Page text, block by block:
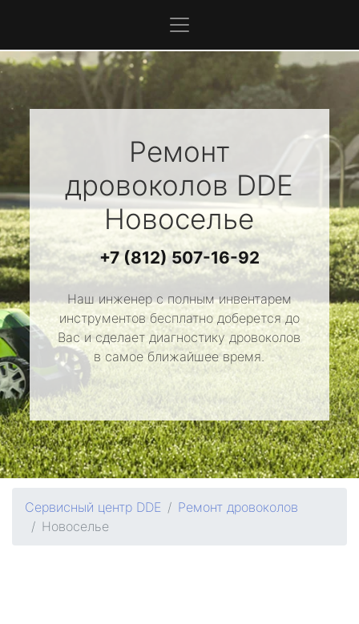
Ремонт
дровоколов DDE
Новоселье
+7 (812) 507-16-92
Наш инженер с полным инвентарем
инструментов бесплатно доберется до
Вас и сделает диагностику дровоколов
в самое ближайшее время.
Сервисный центр DDE
Ремонт дровоколов
Новоселье